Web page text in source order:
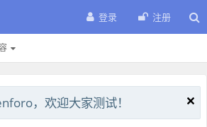
登录 注册
，欢迎大家测试！